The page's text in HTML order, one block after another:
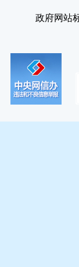
政府网站